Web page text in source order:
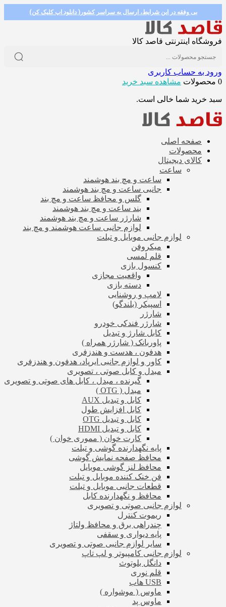
بی وفقه در این شرایط، ارسال به سراسر کشور( دانلود اپ کلیک کن)
فروشگاه اینترنتی قاصد کالا
ورود به حساب کاربری
0 محصولات
مشاهده سبد خرید
سبد خرید شما خالی است.
صفحه اصلی
محصولات
کالای دیجیتال
ساعت
ساعت و مچ بند هوشمند
جانبی ساعت و مچ بند هوشمند
گلس و محافظ ساعت و مچ بند
بند ساعت و مچ بند هوشمند
شارژر ساعت و مچ بند هوشمند
لوازم جانبی ساعت هوشمند و مچ بند
لوازم جانبی موبایل و تبلت
میکروفن
قلم لمسی
کنسول بازی
واقعیت مجازی
دسته بازی
لامپ و روشنایی
اسپیکر (بلندگو)
شارژر
شارژر فندکی خودرو
کابل شارژ و تبدیل
پاوربانک ( شارژر همراه )
هدفون ، هدست و هندزفری
کاور و لوازم جانبی ایرپاد، هدفون و هندزفری
مبدل و کابل صوتی ، تصویری
گیرنده ، مبدل ، کابل های صوتی و تصویری
مبدل ( OTG )
کابل و تبدیل AUX
کابل افزایش طول
کابل و تبدیل OTG
کابل و تبدیل HDMI
کارت خوان ( مموری خوان )
پایه نگهدارنده گوشی و تبلت
محافظ صفحه نمایش گوشی
محافظ لنز گوشی موبایل
فن خنک کننده موبایل و تبلت
قطعات جانبی موبایل و تبلت
محافظ و نگهدارنده کابل
لوازم جانبی صوتی و تصویری
ریموت کنترل
چندراهی برق و محافظ ولتاژ
پایه دیواری و سقفی
سایر لوازم جانبی صوتی و تصویری
لوازم جانبی کامپیوتر و لپ تاپ
دانگل بلوتوث
قلم نوری
USB هاب
ماوس ( موشواره )
ماوس پد